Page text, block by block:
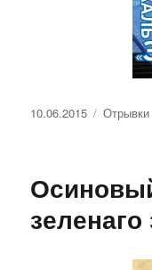
Опубликовано
10.06.2015 Рубрики
Отрывки